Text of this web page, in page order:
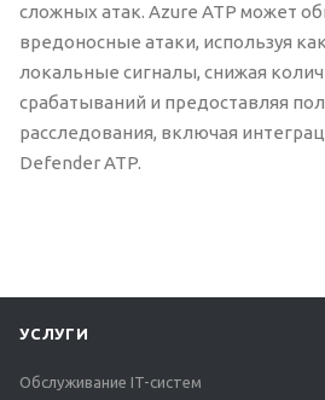
сложных атак. Azure ATP может
вредоносные атаки, используя
локальные сигналы, снижая
срабатываний и предоставляя
расследования, включая
Defender ATP.
УСЛУГИ
Обслуживание IT-систем